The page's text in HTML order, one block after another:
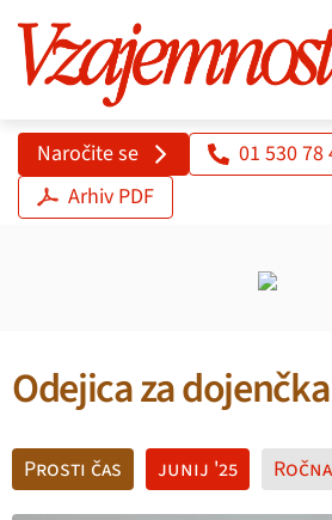
Naročite se
01 530 78
Arhiv PDF
Odejica za dojenčka
Prosti čas junij '25